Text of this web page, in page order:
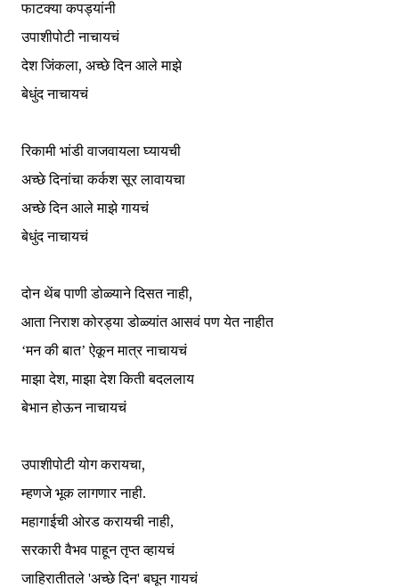
फाटक्या कपड्यांनी
उपाशीपोटी नाचायचं
देश जिंकला, अच्छे दिन आले माझे
बेधुंद नाचायचं
रिकामी भांडी वाजवायला घ्यायची
अच्छे दिनांचा कर्कश सूर लावायचा
अच्छे दिन आले माझे गायचं
बेधुंद नाचायचं
दोन थेंब पाणी डोळ्याने दिसत नाही,
आता निराश कोरड्या डोळ्यांत आसवं पण येत नाहीत
‘मन की बात’ ऐकून मात्र नाचायचं
माझा देश, माझा देश किती बदललाय
बेभान होऊन नाचायचं
उपाशीपोटी योग करायचा,
म्हणजे भूक लागणार नाही.
महागाईची ओरड करायचीनाही,
सरकारी वैभव पाहून तृप्त व्हायचं
जाहिरातीतले 'अच्छे दिन' बघून गायचं